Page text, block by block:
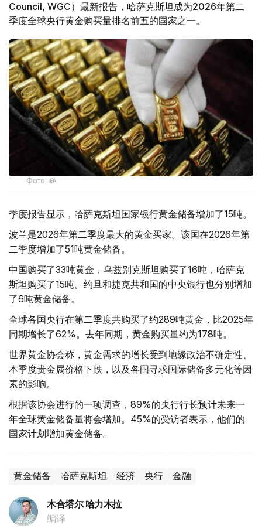
Council, WGC）最新报告，哈萨克斯坦成为2026年第二
季度全球央行黄金购买量排名前五的国家之一。
Фото: ӨзА
季度报告显示，哈萨克斯坦国家银行黄金储备增加了15吨。
波兰是2026年第二季度最大的黄金买家。该国在2026年第
二季度增加了51吨黄金储备。
中国购买了33吨黄金，乌兹别克斯坦购买了16吨，哈萨克
斯坦购买了15吨。约旦和捷克共和国的中央银行也分别增加
了6吨黄金储备。
全球各国央行在第二季度共购买了约289吨黄金，比2025年
同期增长了62%。去年同期，黄金购买量约为178吨。
世界黄金协会称，黄金需求的增长受到地缘政治不确定性、
本季度贵金属价格下跌，以及各国寻求国际储备多元化等因
素的影响。
根据该协会进行的一项调查，89%的央行行长预计未来一
年全球黄金储备量将会增加。45%的受访者表示，他们的
国家计划增加黄金储备。
黄金储备 哈萨克斯坦 经济 央行 金融
木合塔尔 哈力木拉
编译